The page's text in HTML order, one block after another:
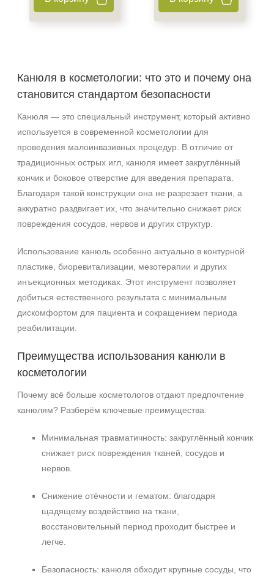
Канюля в косметологии: что это и почему она
становится стандартом безопасности
Канюля — это специальный инструмент, который активно
используется в современной косметологии для
проведения малоинвазивных процедур. В отличие от
традиционных острых игл, канюля имеет закруглённый
кончик и боковое отверстие для введения препарата.
Благодаря такой конструкции она не разрезает ткани, а
аккуратно раздвигает их, что значительно снижает риск
повреждения сосудов, нервов и других структур.
Использование канюль особенно актуально в контурной
пластике, биоревитализации, мезотерапии и других
инъекционных методиках. Этот инструмент позволяет
добиться естественного результата с минимальным
дискомфортом для пациента и сокращением периода
реабилитации.
Преимущества использования канюли в
косметологии
Почему всё больше косметологов отдают предпочтение
канюлям? Разберём ключевые преимущества:
Минимальная травматичность: закруглённый кончик
снижает риск повреждения тканей, сосудов и
нервов.
Снижение отёчности и гематом: благодаря
щадящему воздействию на ткани,
восстановительный период проходит быстрее и
легче.
Безопасность: канюля обходит крупные сосуды, что